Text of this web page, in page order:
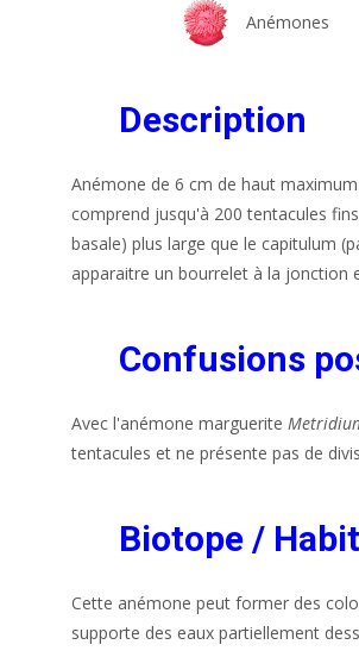
Anémones
Description
Anémone de 6 cm de haut
comprend jusqu'à 200 tentacules
basale) plus large que le capitulum
apparaitre un bourrelet à la jonction
Confusions
Avec l'anémone marguerite
tentacules et ne présente pas de
Biotope /
Cette anémone peut former des
supporte des eaux partiellement